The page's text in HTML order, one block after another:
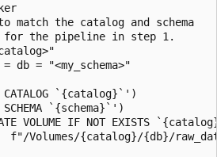
match the catalog and schema
for the pipeline in step 1.
= db = "<my_schema>"
`{catalog}`')
`{schema}`')
VOLUME IF NOT EXISTS
f"/Volumes/{catalog}/{db}/